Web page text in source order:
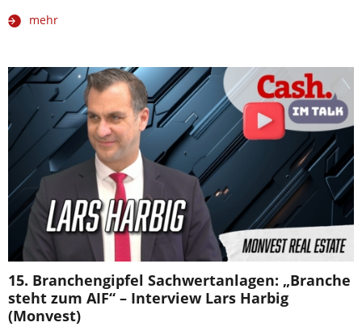
mehr
15. Branchengipfel Sachwertanlagen: „Branche
steht zum AIF“ – Interview Lars Harbig
(Monvest)